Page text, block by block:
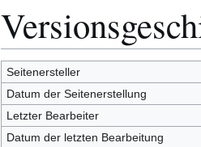
Seitenersteller
Datum der Seitenerstellung
Letzter Bearbeiter
Datum der letzten Bearbeitung